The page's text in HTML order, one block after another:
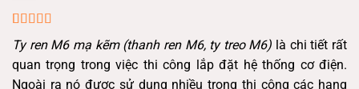
5.00
trên 5
dựa trên
1
đánh giá
Ty ren M6 mạ kẽm (thanh ren M6, ty treo M6) là chi tiết rất
quan trọng trong việc thi công lắp đặt hệ thống cơ điện.
Ngoài ra nó được sử dụng nhiều trong thi công các hạng